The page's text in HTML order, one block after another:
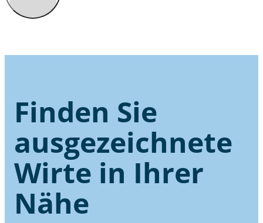
Finden Sie
ausgezeichnete
Wirte in Ihrer
Nähe